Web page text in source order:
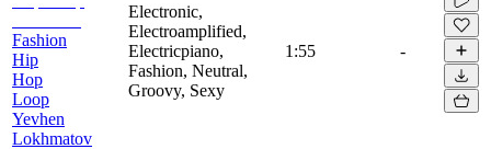
Fashion
Hip
Hop
Loop
Yevhen
Lokhmatov
Electronic,
Electroamplified,
Electricpiano,
Fashion, Neutral,
Groovy, Sexy
1:55 -